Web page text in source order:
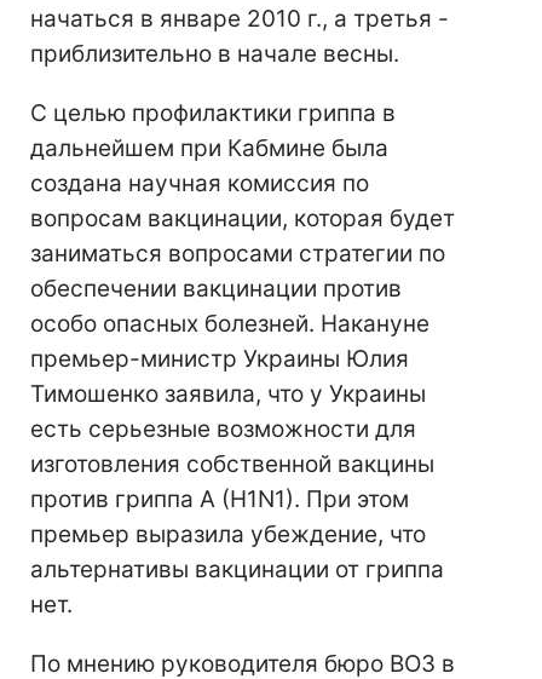
начаться в январе 2010 г., а третья -
приблизительно в начале весны.
С целью профилактики гриппа в
дальнейшем при Кабмине была
создана научная комиссия по
вопросам вакцинации, которая будет
заниматься вопросами стратегии по
обеспечении вакцинации против
особо опасных болезней. Накануне
премьер-министр Украины Юлия
Тимошенко заявила, что у Украины
есть серьезные возможности для
изготовления собственной вакцины
против гриппа A (H1N1). При этом
премьер выразила убеждение, что
альтернативы вакцинации от гриппа
нет.
По мнению руководителя бюро ВОЗ в